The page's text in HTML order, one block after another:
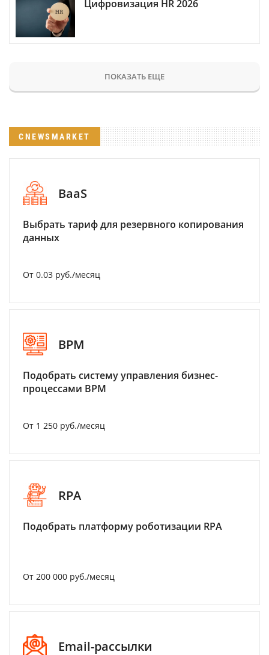
Цифровизация HR 2026
ПОКАЗАТЬ ЕЩЕ
CNEWSMARKET
BaaS
Выбрать тариф для резервного копирования
данных
От 0.03 руб./месяц
BPM
Подобрать систему управления бизнес-
процессами BPM
От 1 250 руб./месяц
RPA
Подобрать платформу роботизации RPA
От 200 000 руб./месяц
Email-рассылки